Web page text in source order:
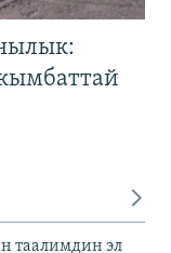
таалимдин эл